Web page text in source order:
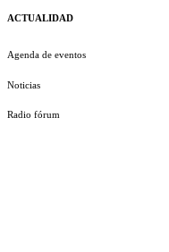
ACTUALIDAD
Agenda de eventos
Noticias
Radio fórum